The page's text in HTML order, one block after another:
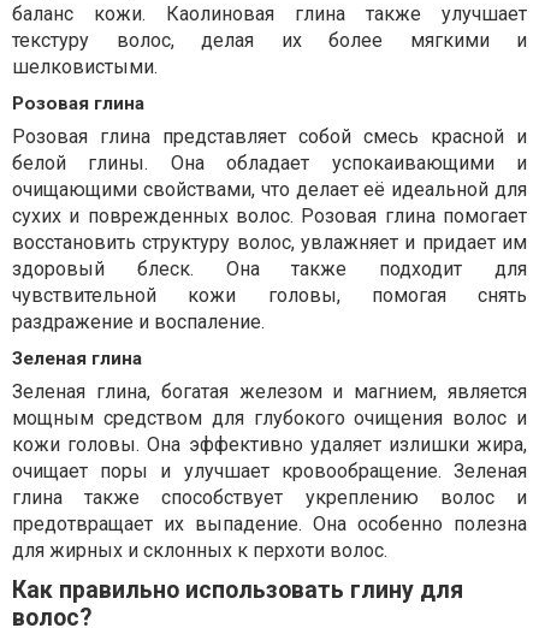
баланс кожи. Каолиновая глина также улучшает
текстуру волос, делая их более мягкими и
шелковистыми.
Розовая глина
Розовая глина представляет собой смесь красной и
белой глины. Она обладает успокаивающими и
очищающими свойствами, что делает её идеальной для
сухих и поврежденных волос. Розовая глина помогает
восстановить структуру волос, увлажняет и придает им
здоровый блеск. Она также подходит для
чувствительной кожи головы, помогая снять
раздражение и воспаление.
Зеленая глина
Зеленая глина, богатая железом и магнием, является
мощным средством для глубокого очищения волос и
кожи головы. Она эффективно удаляет излишки жира,
очищает поры и улучшает кровообращение. Зеленая
глина также способствует укреплению волос и
предотвращает их выпадение. Она особенно полезна
для жирных и склонных к перхоти волос.
Как правильно использовать глину для
волос?